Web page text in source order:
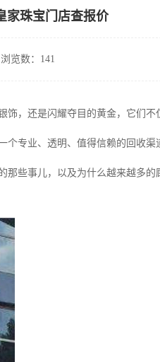
家珠宝门店查报价
浏览数：141
，还是闪耀夺目的黄金，它们不
专业、透明、值得信赖的回收渠
些事儿，以及为什么越来越多的